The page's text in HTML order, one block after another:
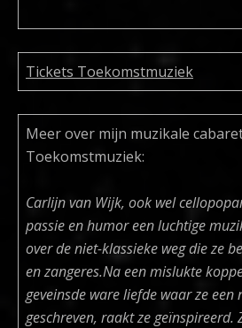
Tickets Toekomstmuziek
Meer over mijn muzikale
Toekomstmuziek:
Carlijn van Wijk, ook wel
passie en humor een luchtige
over de niet-klassieke weg die ze
en zangeres.Na een mislukte
geveinsde ware liefde waar ze
geschreven, raakt ze geïnspireerd.